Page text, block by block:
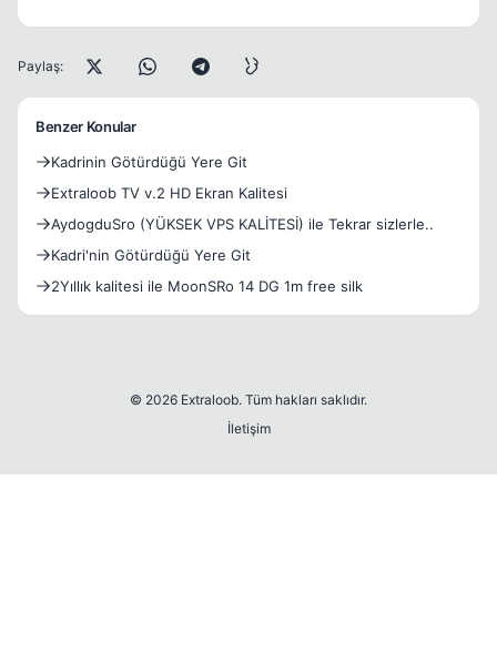
Paylaş:
Benzer Konular
Kadrinin Götürdüğü Yere Git
Extraloob TV v.2 HD Ekran Kalitesi
AydogduSro (YÜKSEK VPS KALİTESİ) ile Tekrar sizlerle..
Kadri'nin Götürdüğü Yere Git
2Yıllık kalitesi ile MoonSRo 14 DG 1m free silk
© 2026 Extraloob. Tüm hakları saklıdır.
İletişim